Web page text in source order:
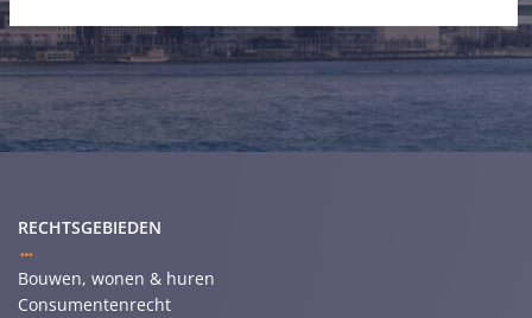
RECHTSGEBIEDEN
Bouwen, wonen & huren
Consumentenrecht